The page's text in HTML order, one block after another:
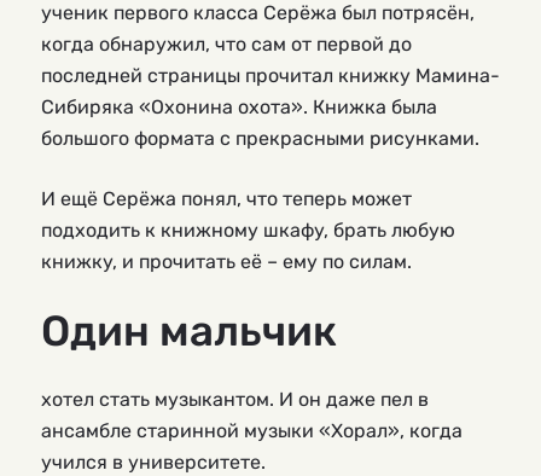
ученик первого класса Серёжа был потрясён,
когда обнаружил, что сам от первой до
последней страницы прочитал книжку Мамина-
Сибиряка «Охонина охота». Книжка была
большого формата с прекрасными рисунками.
И ещё Серёжа понял, что теперь может
подходить к книжному шкафу, брать любую
книжку, и прочитать её – ему по силам.
Один мальчик
хотел стать музыкантом. И он даже пел в
ансамбле старинной музыки «Хорал», когда
учился в университете.